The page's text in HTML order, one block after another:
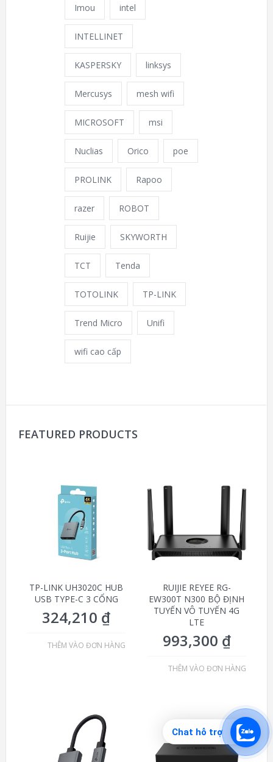
Imou intel
INTELLINET
KASPERSKY linksys
Mercusys mesh wifi
MICROSOFT msi
Nuclias Orico poe
PROLINK Rapoo
razer ROBOT
Ruijie SKYWORTH
TCT Tenda
TOTOLINK TP-LINK
Trend Micro Unifi
wifi cao cấp
FEATURED PRODUCTS
TP-LINK UH3020C HUB
USB TYPE-C 3 CỔNG
324,210 ₫
THÊM VÀO ĐƠN HÀNG
RUIJIE REYEE RG-
EW300T N300 BỘ ĐỊNH
TUYẾN VÔ TUYẾN 4G
LTE
993,300 ₫
THÊM VÀO ĐƠN HÀNG
Chat hỗ trợ